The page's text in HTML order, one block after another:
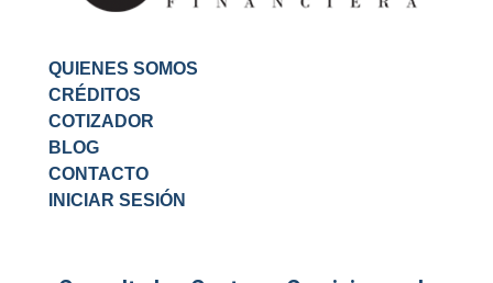
QUIENES SOMOS
CRÉDITOS
COTIZADOR
BLOG
CONTACTO
INICIAR SESIÓN